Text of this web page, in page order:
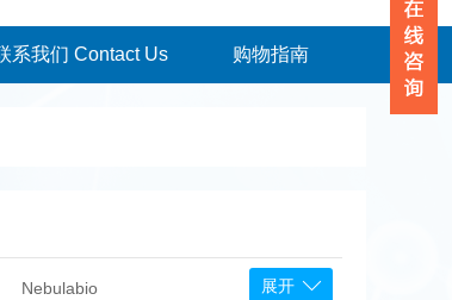
系我们 Contact Us 购物指南
Nebulabio 展开